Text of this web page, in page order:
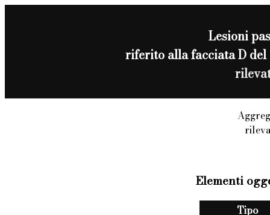
Lesioni
riferito alla facciata D del
Elementi
Tipo